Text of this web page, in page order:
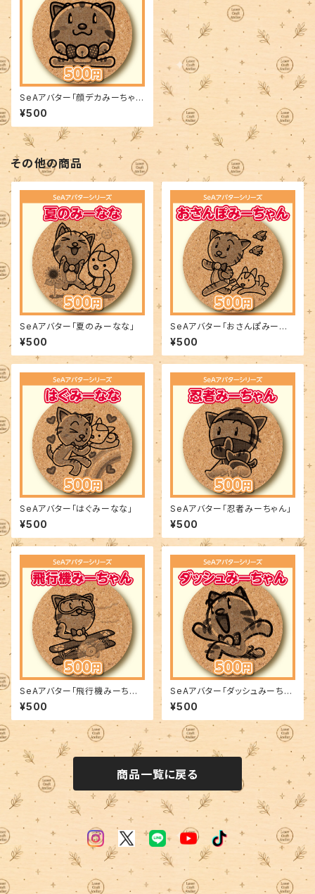
SeAアバター「顔デカみーちゃ
ん」
¥500
その他の商品
SeAアバター「夏のみーなな」
¥500
SeAアバター「おさんぽみーちゃ
ん」
¥500
SeAアバター「はぐみーなな」
¥500
SeAアバター「忍者みーちゃん」
¥500
SeAアバター「飛行機みーちゃ
ん」
¥500
SeAアバター「ダッシュみーちゃ
ん」
¥500
商品一覧に戻る